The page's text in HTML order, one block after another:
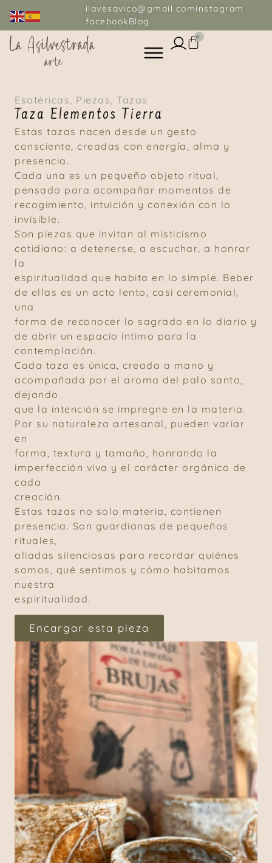
ilavesavico@gmail.cominstagram
facebookBlog
0
Esotéricas, Piezas, Tazas
Taza Elementos Tierra
Estas tazas nacen desde un gesto
consciente, creadas con energía, alma y
presencia.
Cada una es un pequeño objeto ritual,
pensado para acompañar momentos de
recogimiento, intuición y conexión con lo
invisible.
Son piezas que invitan al misticismo
cotidiano: a detenerse, a escuchar, a honrar
la
espiritualidad que habita en lo simple. Beber
de ellas es un acto lento, casi ceremonial,
una
forma de reconocer lo sagrado en lo diario y
de abrir un espacio íntimo para la
contemplación.
Cada taza es única, creada a mano y
acompañada por el aroma del palo santo,
dejando
que la intención se impregne en la materia.
Por su naturaleza artesanal, pueden variar
en
forma, textura y tamaño, honrando la
imperfección viva y el carácter orgánico de
cada
creación.
Estas tazas no solo materia, contienen
presencia. Son guardianas de pequeños
rituales,
aliadas silenciosas para recordar quiénes
somos, qué sentimos y cómo habitamos
nuestra
espiritualidad.
Encargar esta pieza